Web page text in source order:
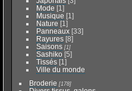
Mode [1]
Musique [1]
Nature [1]
Panneaux [33]
Rayures [8]
Saisons [1]
Sashiko [5]
Tissés [1]
Ville du monde
Broderie [178]